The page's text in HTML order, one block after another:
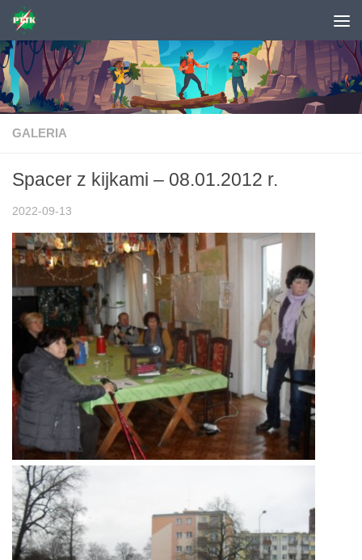
Skip to content
GALERIA
Spacer z kijkami – 08.01.2012 r.
2022-09-13